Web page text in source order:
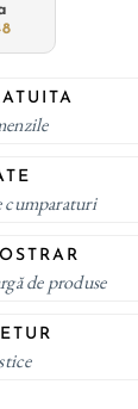
cumparaturi
de produse